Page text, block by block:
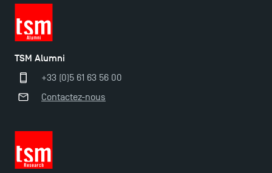
Ouverture des candidatures pour le Doctoral
Programme et le Master Finance en décembre
TSM Alumni
+33 (0)5 61 63 56 00
Contactez-nous